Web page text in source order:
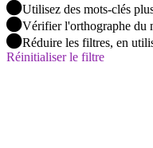
Utilisez des mots-clés
Vérifier l'orthographe du
Réduire les filtres, en
Réinitialiser le filtre